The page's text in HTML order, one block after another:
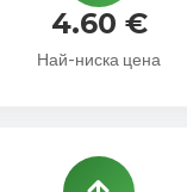
4.60 €
Най-ниска цена